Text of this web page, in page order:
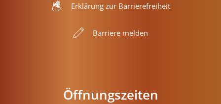
Erklärung zur Barrierefreiheit
Barriere melden
Öffnungszeiten